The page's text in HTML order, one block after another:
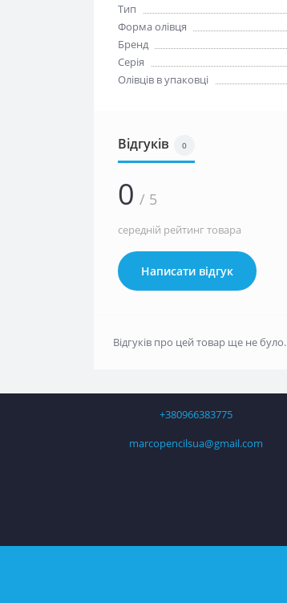
Тип
Форма олівця
Бренд
Серія
Олівців в упаковці
Відгуків 0
0 / 5
середній рейтинг товара
Написати відгук
Відгуків про цей товар ще не було.
+380966383775
marcopencilsua@gmail.com